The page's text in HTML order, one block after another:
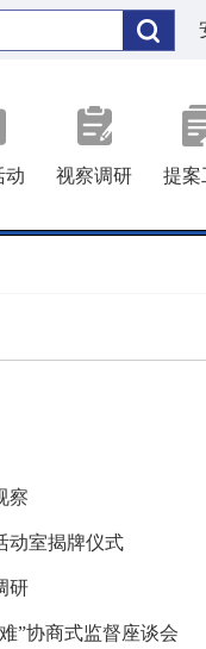
动 视察调研 提案
来宜，围绕自然保护
议。市政协党组成员
察
展“清理城区全领域
动室揭牌仪式
国防人防教育“委员活
研
效降低全社会物流成
”协商式监督座谈会